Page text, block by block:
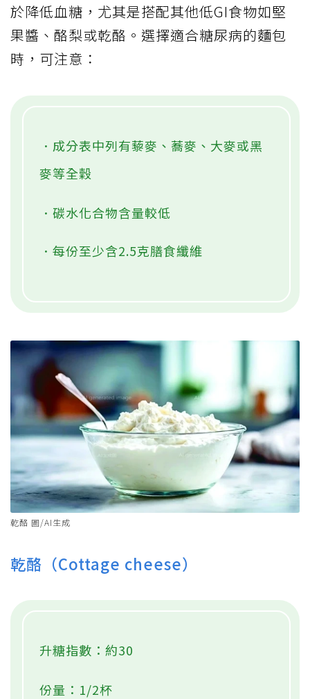
於降低血糖，尤其是搭配其他低GI食物如堅
果醬、酪梨或乾酪。選擇適合糖尿病的麵包
時，可注意：
．成分表中列有藜麥、蕎麥、大麥或黑
麥等全穀
．碳水化合物含量較低
．每份至少含2.5克膳食纖維
乾酪 圖/AI生成
乾酪（Cottage cheese）
升糖指數：約30
份量：1/2杯